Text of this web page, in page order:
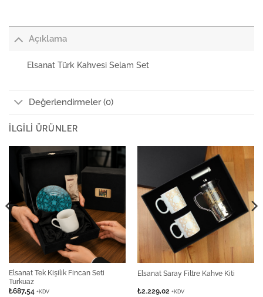
Açıklama
Elsanat Türk Kahvesi Selam Set
Değerlendirmeler (0)
İLGILI ÜRÜNLER
Elsanat Tek Kişilik Fincan Seti
Turkuaz
₺687,54 +KDV
Elsanat Saray Filtre Kahve Kiti
₺2.229,02 +KDV